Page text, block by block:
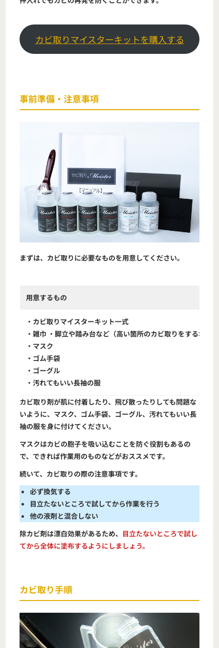
カビ取りマイスターキットを購入する
事前準備・注意事項
まずは、カビ取りに必要なものを用意してください。
用意するもの
・カビ取りマイスターキット一式
・雑巾 ・脚立や踏み台など（高い箇所のカビ取りをする場合）
・マスク
・ゴム手袋
・ゴーグル
・汚れてもいい長袖の服
カビ取り剤が肌に付着したり、飛び散ったりしても問題な
いように、マスク、ゴム手袋、ゴーグル、汚れてもいい長
袖の服を身に付けてください。
マスクはカビの胞子を吸い込むことを防ぐ役割もあるの
で、できれば作業用のものなどがおススメです。
続いて、カビ取りの際の注意事項です。
必ず換気する
目立たないところで試してから作業を行う
他の液剤と混合しない
除カビ剤は漂白効果があるため、 目立たないところで試し
てから全体に塗布するようにしましょう。
カビ取り手順